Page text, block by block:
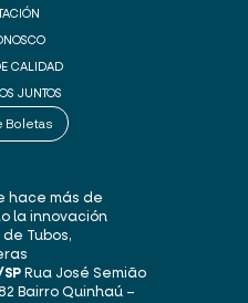
CALIDAD
JUNTOS
Boletas
hace más de
la innovación
Tubos,
Rua José Semião
Bairro Quinhaú –